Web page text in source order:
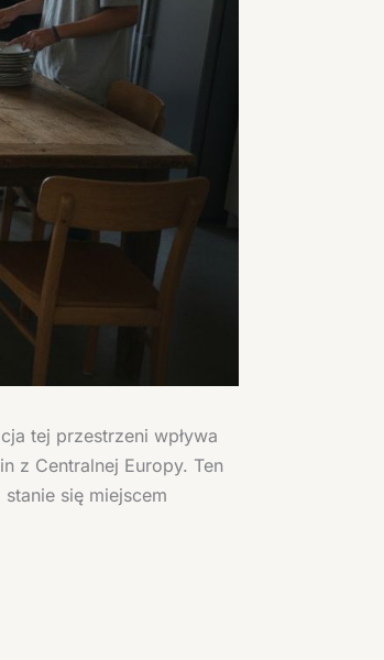
tej przestrzeni wpływa
z Centralnej Europy. Ten
stanie się miejscem